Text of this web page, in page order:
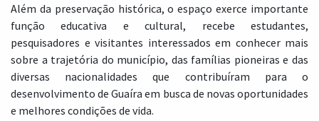
Além da preservação histórica, o espaço exerce importante
função educativa e cultural, recebe estudantes,
pesquisadores e visitantes interessados em conhecer mais
sobre a trajetória do município, das famílias pioneiras e das
diversas nacionalidades que contribuíram para o
desenvolvimento de Guaíra em busca de novas oportunidades
e melhores condições de vida.